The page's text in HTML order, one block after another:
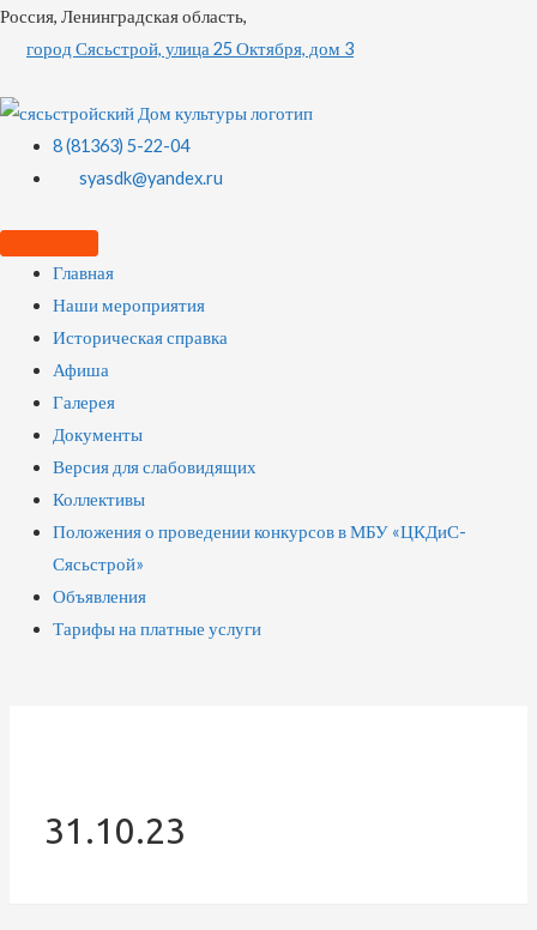
Россия, Ленинградская область,
город Сясьстрой, улица 25 Октября, дом 3
8 (81363) 5-22-04
syasdk@yandex.ru
Главная
Наши мероприятия
Историческая справка
Афиша
Галерея
Документы
Версия для слабовидящих
Коллективы
Положения о проведении конкурсов в МБУ «ЦКДиС-
Сясьстрой»
Объявления
Тарифы на платные услуги
31.10.23